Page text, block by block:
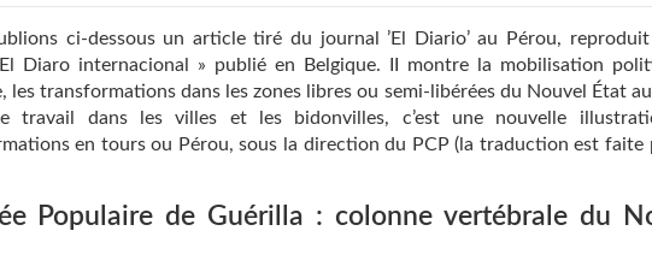
ci-dessous un article tiré du journal ’El Diario’ au Pérou,
Diaro internacional » publié en Belgique. II montre la mobilisation
les transformations dans les zones libres ou semi-libérées du Nouvel État
travail dans les villes et les bidonvilles, c’est une nouvelle
en tours ou Pérou, sous la direction du PCP (la traduction est faite
Populaire de Guérilla : colonne vertébrale du